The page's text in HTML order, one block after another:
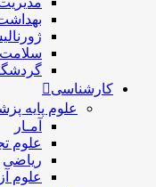
سلامت
کارشناسی
علوم پایه
آمـار
علوم
ریاضی
علوم